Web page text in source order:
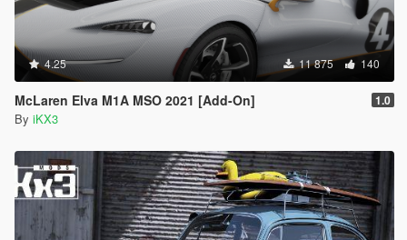
4.25 11 875 140
McLaren Elva M1A MSO 2021 [Add-On] 1.0
By iKX3